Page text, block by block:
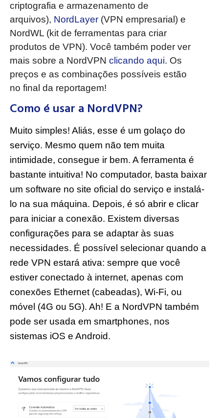
criptografia e armazenamento de
arquivos), NordLayer (VPN empresarial) e
NordWL (kit de ferramentas para criar
produtos de VPN). Você também poder ver
mais sobre a NordVPN clicando aqui. Os
preços e as combinações possíveis estão
no final da reportagem!
Como é usar a NordVPN?
Muito simples! Aliás, esse é um golaço do
serviço. Mesmo quem não tem muita
intimidade, consegue ir bem. A ferramenta é
bastante intuitiva! No computador, basta baixar
um software no site oficial do serviço e instalá-
lo na sua máquina. Depois, é só abrir e clicar
para iniciar a conexão. Existem diversas
configurações para se adaptar às suas
necessidades. É possível selecionar quando a
rede VPN estará ativa: sempre que você
estiver conectado à internet, apenas com
conexões Ethernet (cabeadas), Wi-Fi, ou
móvel (4G ou 5G). Ah! E a NordVPN também
pode ser usada em smartphones, nos
sistemas iOS e Android.